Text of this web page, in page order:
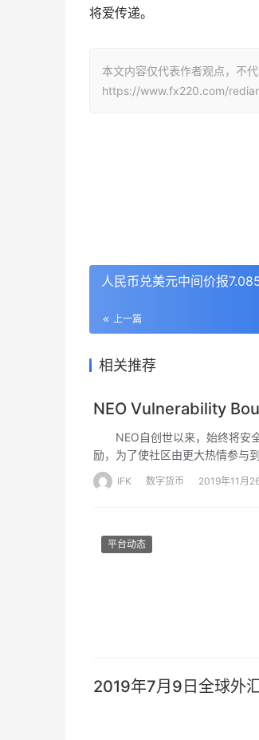
将爱传递。
本文内容仅代表作者观点，不
https://www.fx220.com/
人民币兑美元中间价报
上一篇
相关推荐
NEO Vulnerability
NEO自创世以来，始终将安全
励，为了使社区由更大热情参与
障 NEO 区块链系统的安全性，
威胁，都可通过发送邮件至
IFK 数字货币 2019年11月
平台动态
2019年7月9日全球外